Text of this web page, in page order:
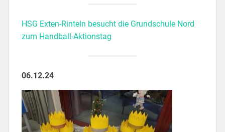
HSG Exten-Rinteln besucht die Grundschule Nord
zum Handball-Aktionstag
06.12.24